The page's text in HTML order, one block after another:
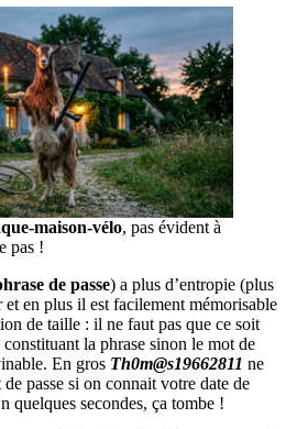
maison-vélo, pas évident à
pas !
de passe) a plus d’entropie (plus
en plus il est facilement mémorisable
de taille : il ne faut pas que ce soit
la phrase sinon le mot de
En gros Th0m@s19662811 ne
passe si on connait votre date de
quelques secondes, ça tombe !